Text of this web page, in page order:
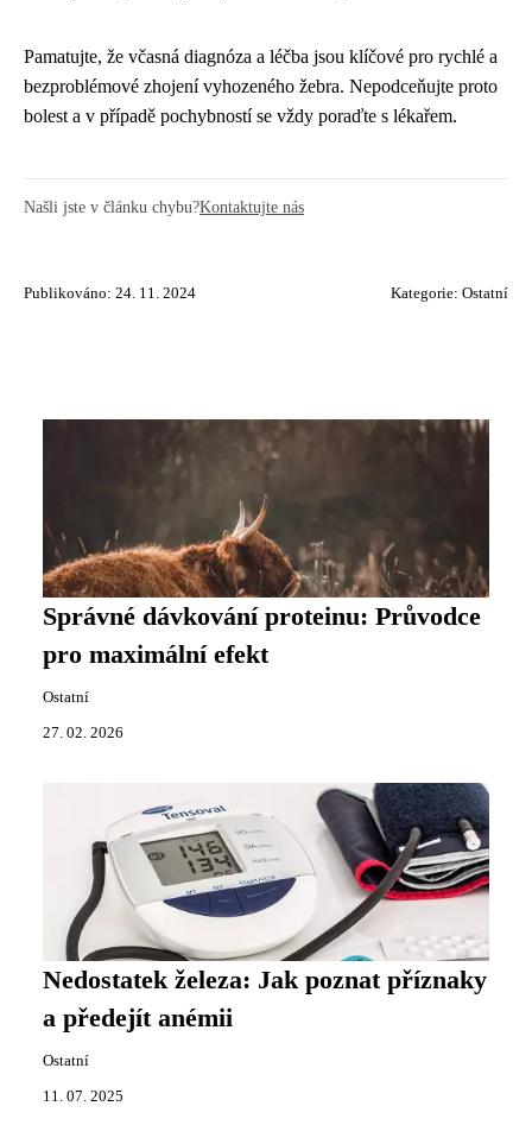
Pamatujte, že včasná diagnóza a léčba jsou klíčové pro rychlé a
bezproblémové zhojení vyhozeného žebra. Nepodceňujte proto
bolest a v případě pochybností se vždy poraďte s lékařem.
Našli jste v článku chybu?Kontaktujte nás
Publikováno: 24. 11. 2024 Kategorie: Ostatní
Správné dávkování proteinu: Průvodce
pro maximální efekt
Ostatní
27. 02. 2026
Nedostatek železa: Jak poznat příznaky
a předejít anémii
Ostatní
11. 07. 2025